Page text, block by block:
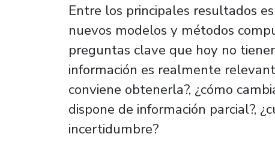
Entre los principales resultados
nuevos modelos y métodos
preguntas clave que hoy no
información es realmente
conviene obtenerla?, ¿cómo
dispone de información parcial?,
incertidumbre?